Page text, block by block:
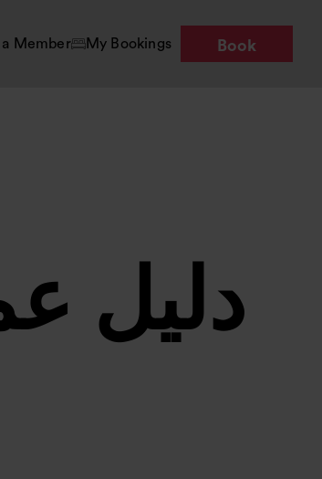
Member My Bookings Book
دليل